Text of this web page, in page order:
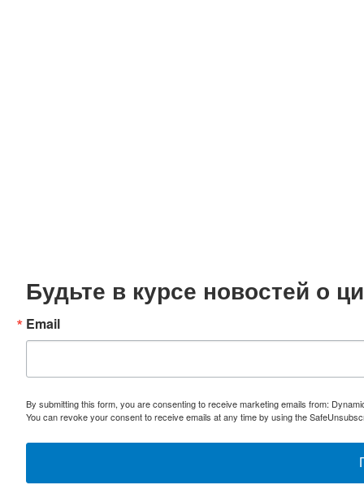
Будьте в курсе новостей о
Email
By submitting this form, you are consenting to receive marketing emails from:
You can revoke your consent to receive emails at any time by using the